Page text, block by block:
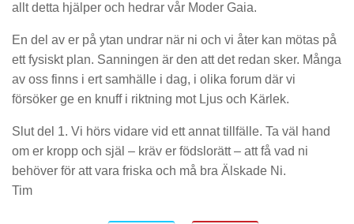
allt detta hjälper och hedrar vår Moder Gaia.
En del av er på ytan undrar när ni och vi åter kan mötas på
ett fysiskt plan. Sanningen är den att det redan sker. Många
av oss finns i ert samhälle i dag, i olika forum där vi
försöker ge en knuff i riktning mot Ljus och Kärlek.
Slut del 1. Vi hörs vidare vid ett annat tillfälle. Ta väl hand
om er kropp och själ – kräv er födslorätt – att få vad ni
behöver för att vara friska och må bra Älskade Ni.
Tim